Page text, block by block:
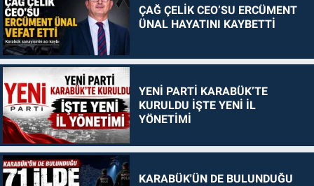
ÇAĞ ÇELİK CEO’SU ERCÜMENT
ÜNAL HAYATINI KAYBETTİ
YENİ PARTİ KARABÜK’TE
KURULDU İŞTE YENİ İL
YÖNETİMİ
KARABÜK'ÜN DE BULUNDUĞU